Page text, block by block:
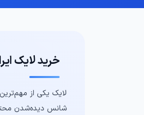
خرید لایک
لایک یکی از
شانس دیده‌شدن